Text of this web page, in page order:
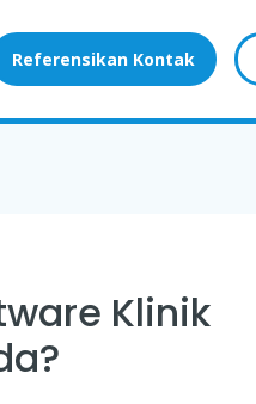
Referensikan Kontak
Klinik